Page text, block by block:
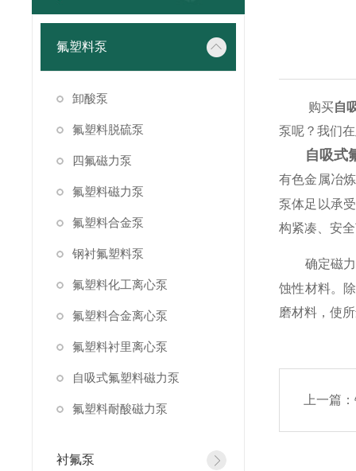
氟塑料泵
卸酸泵
氟塑料脱硫泵
四氟磁力泵
氟塑料磁力泵
氟塑料合金泵
钢衬氟塑料泵
氟塑料化工离心泵
氟塑料合金离心泵
氟塑料衬里离心泵
自吸式氟塑料磁力泵
氟塑料耐酸磁力泵
衬氟泵
购买自
泵呢？我们
自吸式
有色金属冶
泵体足以承
构紧凑、安
确定磁力泵
蚀性材料。
磨材料，使
上一篇：